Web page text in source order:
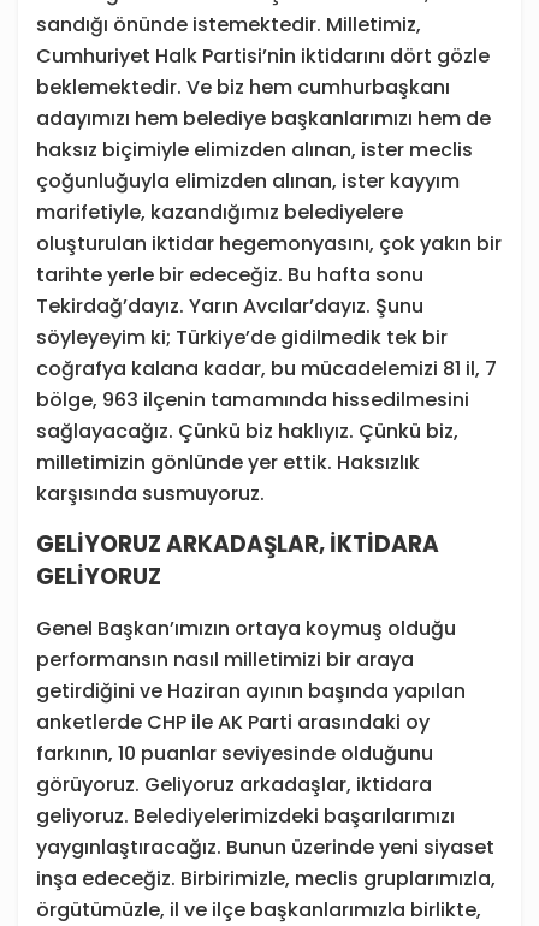
sandığı önünde istemektedir. Milletimiz,
Cumhuriyet Halk Partisi’nin iktidarını dört gözle
beklemektedir. Ve biz hem cumhurbaşkanı
adayımızı hem belediye başkanlarımızı hem de
haksız biçimiyle elimizden alınan, ister meclis
çoğunluğuyla elimizden alınan, ister kayyım
marifetiyle, kazandığımız belediyelere
oluşturulan iktidar hegemonyasını, çok yakın bir
tarihte yerle bir edeceğiz. Bu hafta sonu
Tekirdağ’dayız. Yarın Avcılar’dayız. Şunu
söyleyeyim ki; Türkiye’de gidilmedik tek bir
coğrafya kalana kadar, bu mücadelemizi 81 il, 7
bölge, 963 ilçenin tamamında hissedilmesini
sağlayacağız. Çünkü biz haklıyız. Çünkü biz,
milletimizin gönlünde yer ettik. Haksızlık
karşısında susmuyoruz.
GELİYORUZ ARKADAŞLAR, İKTİDARA
GELİYORUZ
Genel Başkan’ımızın ortaya koymuş olduğu
performansın nasıl milletimizi bir araya
getirdiğini ve Haziran ayının başında yapılan
anketlerde CHP ile AK Parti arasındaki oy
farkının, 10 puanlar seviyesinde olduğunu
görüyoruz. Geliyoruz arkadaşlar, iktidara
geliyoruz. Belediyelerimizdeki başarılarımızı
yaygınlaştıracağız. Bunun üzerinde yeni siyaset
inşa edeceğiz. Birbirimizle, meclis gruplarımızla,
örgütümüzle, il ve ilçe başkanlarımızla birlikte,